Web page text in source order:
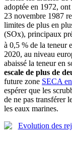
adoptée en 1972,
23 novembre 1987
limites de plus en
(SOx), principaux
à 0,5 % de la teneur
2020, au niveau
abaissé la teneur en
escale de plus de
future zone SECA
espérer que les
de ne pas transférer
les eaux marines.